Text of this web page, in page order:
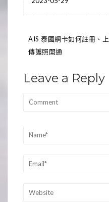
文
章
導
AIS 泰國網卡如何註冊、上
傳護照開通
Leave a Reply